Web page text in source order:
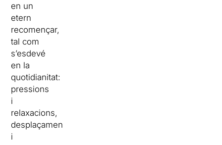
en un
etern
recomençar,
tal com
s’esdevé
en la
quotidianitat:
pressions
i
relaxacions,
desplaçaments
i